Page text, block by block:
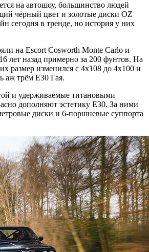
на автошоу, большинство людей
чёрный цвет и золотые диски OZ
сегодня в тренде, но история у них
на Escort Cosworth Monte Carlo и
лет назад примерно за 200 фунтов. На
размер изменился с 4х108 до 4х100 и
аж трём Е30 Гая.
и удерживаемые титановыми
дополняют эстетику Е30. За ними
диски и 6-поршневые суппорта